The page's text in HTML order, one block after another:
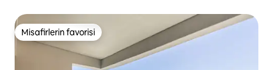
Misafirlerin favorisi
Misafirlerin favorisi